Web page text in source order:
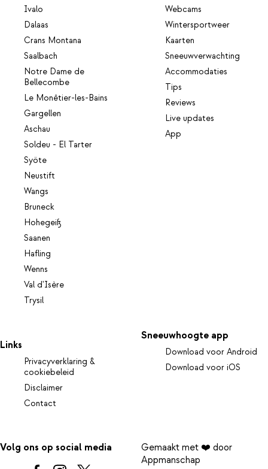
Ivalo
Dalaas
Crans Montana
Saalbach
Notre Dame de
Bellecombe
Le Monêtier-les-Bains
Gargellen
Aschau
Soldeu - El Tarter
Syöte
Neustift
Wangs
Bruneck
Hohegeiß
Saanen
Hafling
Wenns
Val d'Isère
Trysil
Webcams
Wintersportweer
Kaarten
Sneeuwverwachting
Accommodaties
Tips
Reviews
Live updates
App
Links
Privacyverklaring &
cookiebeleid
Disclaimer
Contact
Sneeuwhoogte app
Download voor Android
Download voor iOS
Volg ons op social media
Gemaakt met ❤️ door
Appmanschap